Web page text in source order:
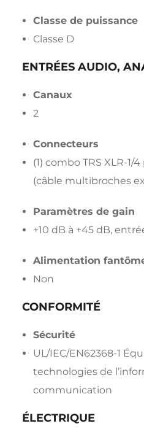
Classe de puissance
Classe D
ENTRÉES AUDIO,
Canaux
2
Connecteurs
(1) combo TRS XLR-1/
(câble multibroches
Paramètres de gain
+10 dB à +45 dB,
Alimentation
Non
CONFORMITÉ
Sécurité
UL/IEC/EN62368-1
technologies de
communication
ÉLECTRIQUE